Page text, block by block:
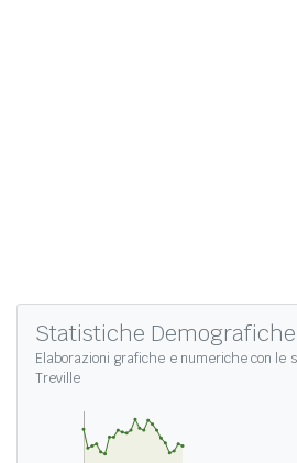
Statistiche Demografiche
Elaborazioni grafiche e numeriche con le
Treville